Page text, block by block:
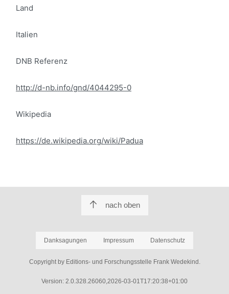
Land
Italien
DNB Referenz
http://d-nb.info/gnd/4044295-0
Wikipedia
https://de.wikipedia.org/wiki/Padua
nach oben
Danksagungen Impressum Datenschutz
Copyright by Editions- und Forschungsstelle Frank Wedekind.
Version: 2.0.328.26060,2026-03-01T17:20:38+01:00